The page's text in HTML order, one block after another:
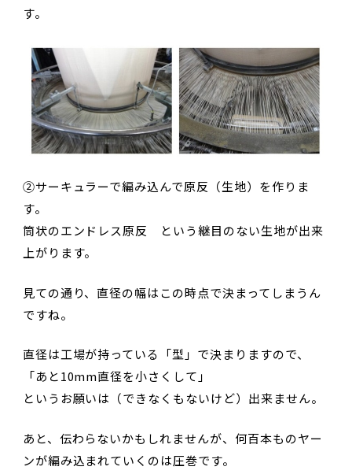
す。
②サーキュラーで編み込んで原反（生地）を作りま
す。
筒状のエンドレス原反 という継目のない生地が出来
上がります。
見ての通り、直径の幅はこの時点で決まってしまうん
ですね。
直径は工場が持っている「型」で決まりますので、
「あと10mm直径を小さくして」
というお願いは（できなくもないけど）出来ません。
あと、伝わらないかもしれませんが、何百本ものヤー
ンが編み込まれていくのは圧巻です。